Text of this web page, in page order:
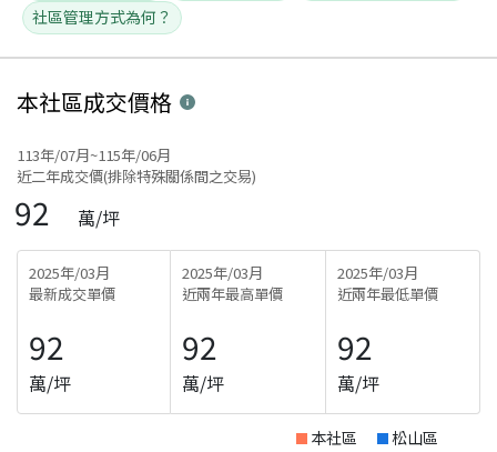
社區管理方式為何？
本社區成交價格
113年/07月~115年/06月
近二年成交價(排除特殊關係間之交易)
92 萬/坪
2025年/03月
最新成交單價
92
萬/坪
2025年/03月
近兩年最高單價
92
萬/坪
2025年/03月
近兩年最低單價
92
萬/坪
本社區 松山區